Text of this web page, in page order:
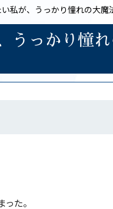
私が、うっかり憧れの大魔
うっかり憧
た。